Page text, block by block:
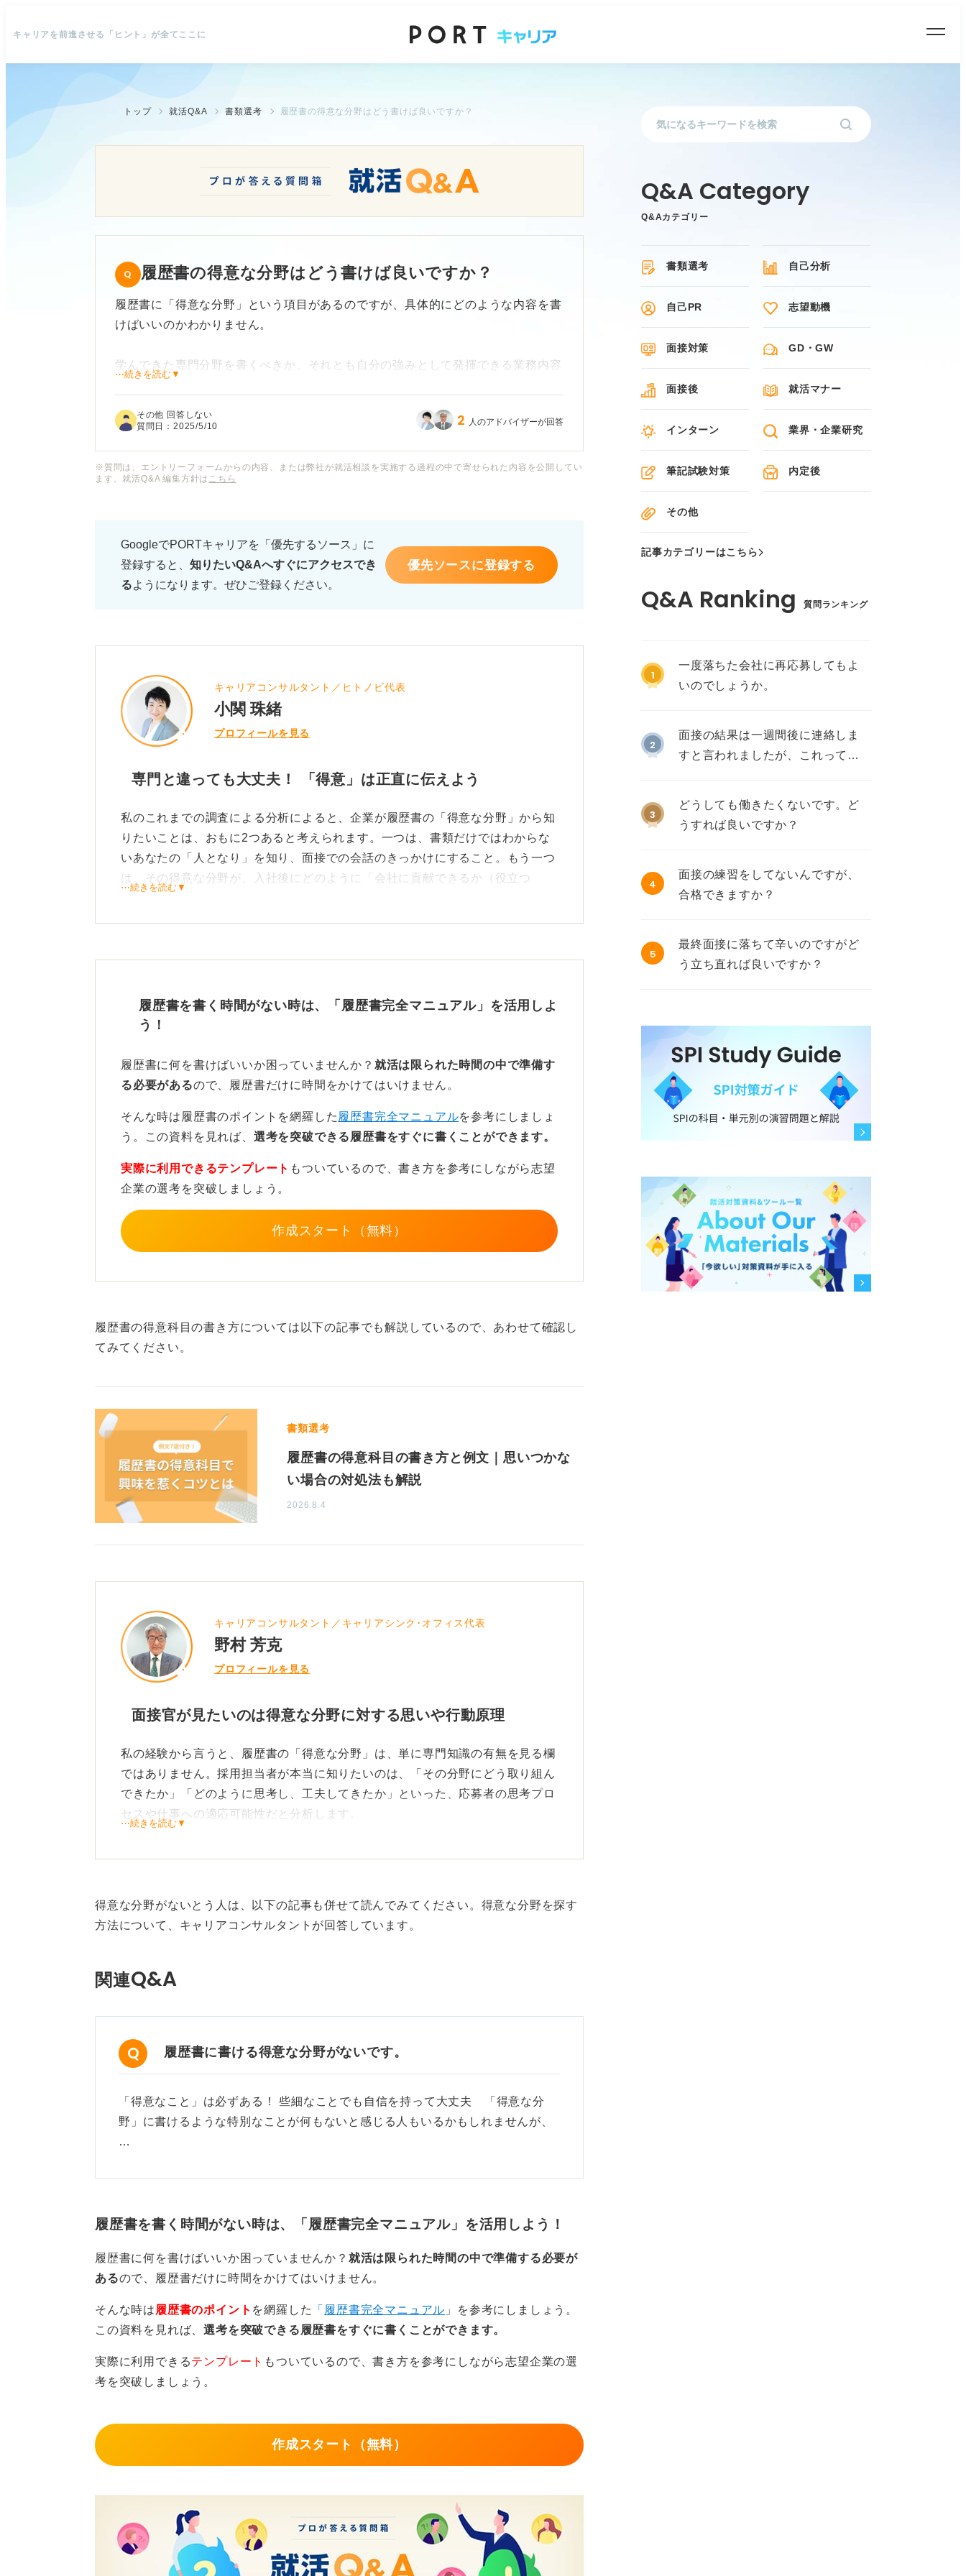
キャリアを前進させる「ヒント」が全てここに
トップ 就活Q&A 書類選考 履歴書の得意な分野はどう書けば良いですか？
履歴書の得意な分野はどう書けば良いですか？
履歴書に「得意な分野」という項目があるのですが、具体的にどのような内容を書
けばいいのかわかりません。
学んできた専門分野を書くべきか、それとも自分の強みとして発揮できる業務内容
ているのでしょうか？ 具体的な書き方のポイントがあれば、ぜひ教えていただき
たいです。
⋯続きを読む▼
その他 回答しない
質問日：2025/5/10 2 人のアドバイザーが回答
※質問は、エントリーフォームからの内容、または弊社が就活相談を実施する過程の中で寄せられた内容を公開してい
ます。就活Q&A 編集方針は こちら
GoogleでPORTキャリアを「優先するソース」に
登録すると、 知りたいQ&Aへすぐにアクセスでき
るようになります。ぜひご登録ください。
優先ソースに登録する
キャリアコンサルタント／ヒトノビ代表
小関 珠緒
プロフィールを見る
専門と違っても大丈夫！ 「得意」は正直に伝えよう
私のこれまでの調査による分析によると、企業が履歴書の「得意な分野」から知
りたいことは、おもに2つあると考えられます。一つは、書類だけではわからな
いあなたの「人となり」を知り、面接での会話のきっかけにすること。もう一つ
は、その得意な分野が、入社後にどのように「会社に貢献できるか（役立つ
的に説明し、それを希望職種にどうつなげられるかを示すことです。
たとえば、「日本文学や文化が好きで、各地の史跡を巡るうちに地理に詳しくな
るか考え、常に完売させてきた経験から、目標達成意欲やマーケティング視点を
学んだ」「ゼミのリーダーとして意見の異なるメンバーをまとめ、一つの目標に
向かって協力することの重要性を学んだ」など、私が指導してきた経験からも、
伝え方次第で営業職に必要な能力につなげるアピールは十分に可能です。
専門分野に限らず、趣味やクラブ活動などでもかまいません。私の考えでは、書
く内容そのものよりも、それをどのように自己PRや業務への貢献意欲につなげ
て説明できるかが重要です。
面接官としても、具体的なエピソードがあれば質問しやすく、あなたのことをよ
「周りの人からはどのように評価されていましたか？」といった具体的な質問に
つなげられると良いですね。
いことが必ずしもマイナスではなく、むしろ強みになる場合もあります。
「日本文学を通じて培った知識で話題が豊富です」といったアピールも可能でし
ょう。イメージにとらわれすぎず、タイトルではなく中身をどう伝えるかが大切
です。
⋯続きを読む▼
履歴書を書く時間がない時は、「履歴書完全マニュアル」を活用しよ
う！
履歴書に何を書けばいいか困っていませんか？ 就活は限られた時間の中で準備す
る必要があるので、履歴書だけに時間をかけてはいけません。
そんな時は履歴書のポイントを網羅した 履歴書完全マニュアルを参考にしましょ
う。この資料を見れば、 選考を突破できる履歴書をすぐに書くことができます。
実際に利用できるテンプレート もついているので、書き方を参考にしながら志望
企業の選考を突破しましょう。
作成スタート（無料）
履歴書の得意科目の書き方については以下の記事でも解説しているので、あわせて確認し
てみてください。
書類選考
履歴書の得意科目の書き方と例文｜思いつかな
い場合の対処法も解説
2026.8.4
キャリアコンサルタント／キャリアシンク･オフィス代表
野村 芳克
プロフィールを見る
面接官が見たいのは得意な分野に対する思いや行動原理
私の経験から言うと、履歴書の「得意な分野」は、単に専門知識の有無を見る欄
ではありません。採用担当者が本当に知りたいのは、「その分野にどう取り組ん
できたか」「どのように思考し、工夫してきたか」といった、応募者の思考プロ
セスや仕事への適応可能性だと分析します。
できると考えます。
ルできる
実際に、これまで見てきたなかで好印象だった例として、「数学が得意。複雑な
データも整理し、要点を導き出すのが好き」と書かれていたものがありました。
これは、研究職や企画職など、分析力や論理性が求められる職種で特に高い評価
を得やすい傾向がありました。
つまり、専攻や志望職種が直接結びつかなくても、「得意なこと＝自分らしさの
す。
0
⋯続きを読む▼
得意な分野がないとう人は、以下の記事も併せて読んでみてください。得意な分野を探す
方法について、キャリアコンサルタントが回答しています。
関連Q&A
履歴書に書ける得意な分野がないです。
「得意なこと」は必ずある！ 些細なことでも自信を持って大丈夫 「得意な分
野」に書けるような特別なことが何もないと感じる人もいるかもしれませんが、
…
履歴書を書く時間がない時は、「履歴書完全マニュアル」を活用しよう！
履歴書に何を書けばいいか困っていませんか？ 就活は限られた時間の中で準備する必要が
あるので、履歴書だけに時間をかけてはいけません。
そんな時は 履歴書のポイント を網羅した 「 履歴書完全マニュアル 」を参考にしましょう。
この資料を見れば、選考を突破できる履歴書をすぐに書くことができます。
実際に利用できるテンプレート もついているので、書き方を参考にしながら志望企業の選
考を突破しましょう。
作成スタート（無料）
Q&Aカテゴリー
書類選考 自己分析
自己PR 志望動機
面接対策 GD・GW
面接後 就活マナー
インターン 業界・企業研究
筆記試験対策 内定後
その他
記事カテゴリーはこちら
質問ランキング
1
一度落ちた会社に再応募してもよ
いのでしょうか。
2
面接の結果は一週間後に連絡しま
すと言われましたが、これって不
3
どうしても働きたくないです。ど
うすれば良いですか？
4
面接の練習をしてないんですが、
合格できますか？
5
最終面接に落ちて辛いのですがど
う立ち直れば良いですか？